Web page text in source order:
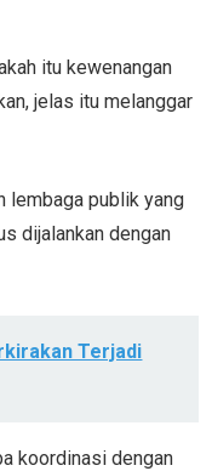
itu kewenangan
jelas itu melanggar
lembaga publik yang
dijalankan dengan
Terjadi
koordinasi dengan